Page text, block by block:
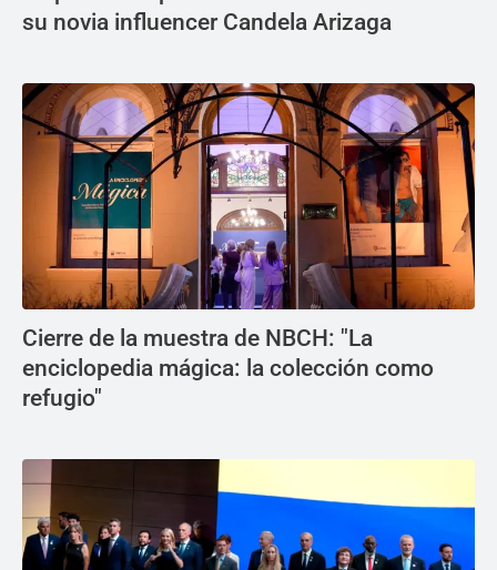
su novia influencer Candela Arizaga
Cierre de la muestra de NBCH: "La
enciclopedia mágica: la colección como
refugio"